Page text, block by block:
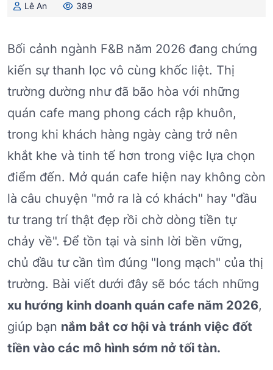
Lê An
389
Bối cảnh ngành F&B năm 2026 đang chứng
kiến sự thanh lọc vô cùng khốc liệt. Thị
trường dường như đã bão hòa với những
quán cafe mang phong cách rập khuôn,
trong khi khách hàng ngày càng trở nên
khắt khe và tinh tế hơn trong việc lựa chọn
điểm đến. Mở quán cafe hiện nay không còn
là câu chuyện "mở ra là có khách" hay "đầu
tư trang trí thật đẹp rồi chờ dòng tiền tự
chảy về". Để tồn tại và sinh lời bền vững,
chủ đầu tư cần tìm đúng "long mạch" của thị
trường. Bài viết dưới đây sẽ bóc tách những
xu hướng kinh doanh quán cafe năm 2026,
giúp bạn nắm bắt cơ hội và tránh việc đốt
tiền vào các mô hình sớm nở tối tàn.